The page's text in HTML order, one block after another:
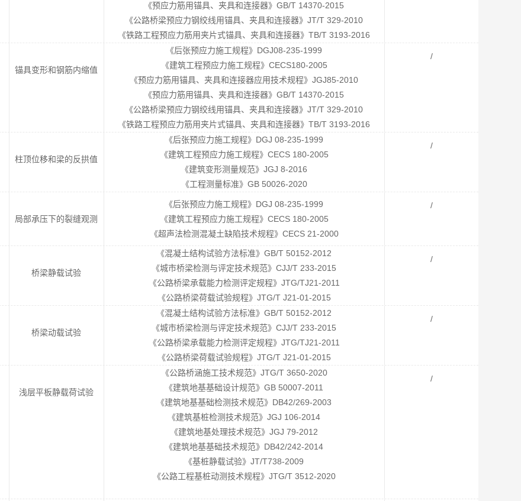
《预应力筋用锚具、夹具和连接器》GB/T 14370-2015
《公路桥梁预应力钢绞线用锚具、夹具和连接器》JT/T 329-2010
《铁路工程预应力筋用夹片式锚具、夹具和连接器》TB/T 3193-2016
锚具变形和钢筋内缩值
《后张预应力施工规程》DGJ08-235-1999
《建筑工程预应力施工规程》CECS180-2005
《预应力筋用锚具、夹具和连接器应用技术规程》JGJ85-2010
《预应力筋用锚具、夹具和连接器》GB/T 14370-2015
《公路桥梁预应力钢绞线用锚具、夹具和连接器》JT/T 329-2010
《铁路工程预应力筋用夹片式锚具、夹具和连接器》TB/T 3193-2016
/
柱顶位移和梁的反拱值
《后张预应力施工规程》DGJ 08-235-1999
《建筑工程预应力施工规程》CECS 180-2005
《建筑变形测量规范》JGJ 8-2016
《工程测量标准》GB 50026-2020
/
局部承压下的裂缝观测
《后张预应力施工规程》DGJ 08-235-1999
《建筑工程预应力施工规程》CECS 180-2005
《超声法检测混凝土缺陷技术规程》CECS 21-2000
/
桥梁静载试验
《混凝土结构试验方法标准》GB/T 50152-2012
《城市桥梁检测与评定技术规范》CJJ/T 233-2015
《公路桥梁承载能力检测评定规程》JTG/TJ21-2011
《公路桥梁荷载试验规程》JTG/T J21-01-2015
/
桥梁动载试验
《混凝土结构试验方法标准》GB/T 50152-2012
《城市桥梁检测与评定技术规范》CJJ/T 233-2015
《公路桥梁承载能力检测评定规程》JTG/TJ21-2011
《公路桥梁荷载试验规程》JTG/T J21-01-2015
/
浅层平板静载荷试验
《公路桥涵施工技术规范》JTG/T 3650-2020
《建筑地基基础设计规范》GB 50007-2011
《建筑地基基础检测技术规范》DB42/269-2003
《建筑基桩检测技术规范》JGJ 106-2014
《建筑地基处理技术规范》JGJ 79-2012
《建筑地基基础技术规范》DB42/242-2014
《基桩静载试验》JT/T738-2009
《公路工程基桩动测技术规程》JTG/T 3512-2020
/